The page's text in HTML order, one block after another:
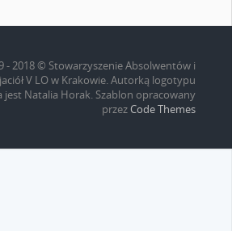
- 2018 © Stowarzyszenie Absolwentów i
V LO w Krakowie. Autorką logotypu
jest Natalia Horak. Szablon opracowany
przezCode Themes